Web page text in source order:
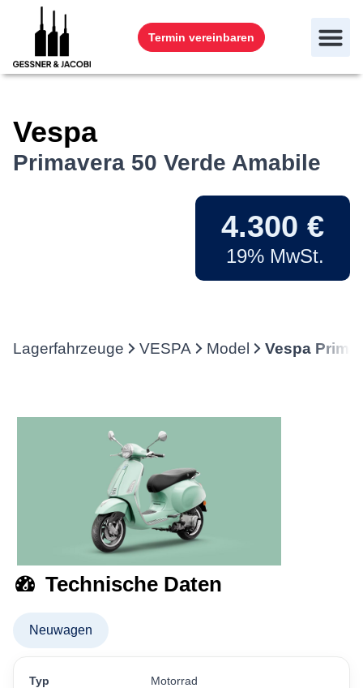
Termin vereinbaren
Vespa
Primavera 50 Verde Amabile
4.300 €
19% MwSt.
Lagerfahrzeuge VESPA Model Vespa
Technische Daten
Neuwagen
Typ
Motorrad